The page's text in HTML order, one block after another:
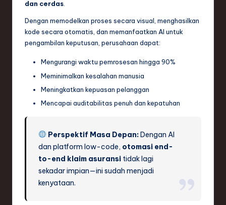
dan cerdas.
Dengan memodelkan proses secara visual, menghasilkan
kode secara otomatis, dan memanfaatkan AI untuk
pengambilan keputusan, perusahaan dapat:
Mengurangi waktu pemrosesan hingga 90%
Meminimalkan kesalahan manusia
Meningkatkan kepuasan pelanggan
Mencapai auditabilitas penuh dan kepatuhan
Perspektif Masa Depan:Dengan AI
dan platform low-code, otomasi end-
to-end klaim asuransi tidak lagi
sekadar impian—ini sudah menjadi
kenyataan.